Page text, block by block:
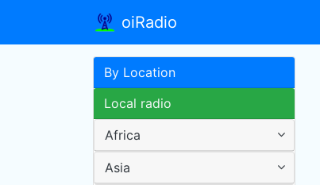
oiRadio
By Location
Local radio
Africa
Asia